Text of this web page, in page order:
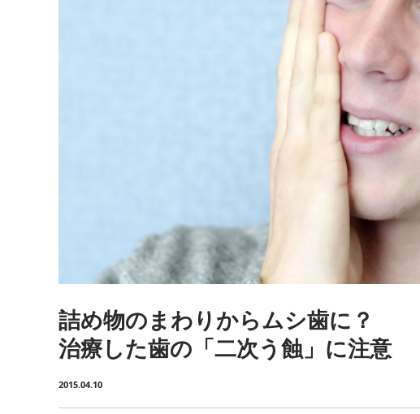
詰め物のまわりからムシ歯に？
治療した歯の「二次う蝕」に注意
2015.04.10